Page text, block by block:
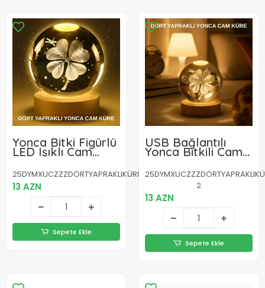
Yonca Bitki Figürlü
LED Işıklı Cam
Küre USB Ahşap
Standlı Gece
Lambası
25DYMXUCZZZDÖRTYAPRAKLIKÜRE
13 AZN
Sepete Ekle
USB Bağlantılı
Yonca Bitkili Cam
Küre Ahşap Altlıklı
Dekoratif Lamba
2
13 AZN
Sepete Ekle